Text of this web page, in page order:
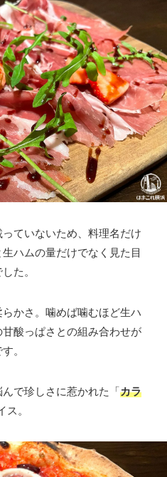
ていないため、料理名だけ
ハムの量だけでなく見た目
た。
かさ。噛めば噛むほど生ハ
酸っぱさとの組み合わせが
。
で珍しさに惹かれた「カラ
ス。